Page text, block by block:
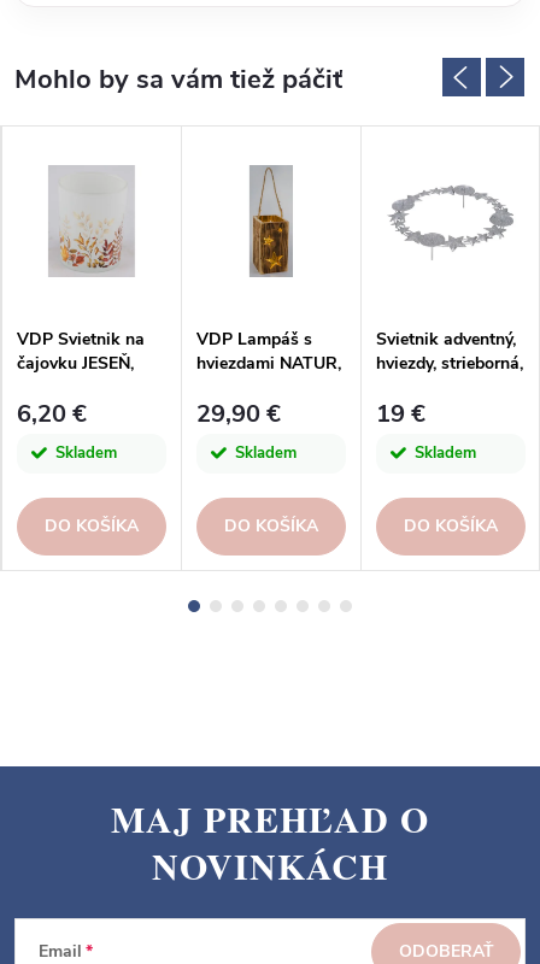
VDP Svietnik na
čajovku JESEŇ,
číra|matná|prírodn
6,20 €
Skladem
DO KOŠÍKA
VDP Lampáš s
hviezdami NATUR,
prírodný,
29,90 €
Skladem
DO KOŠÍKA
Svietnik adventný,
hviezdy, strieborná,
19 €
Skladem
DO KOŠÍKA
p
MAJ PREHĽAD O
NOVINKÁCH
Email ODOBERAŤ